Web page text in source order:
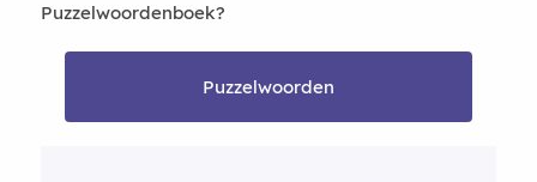
Puzzelwoordenboek?
Puzzelwoorden